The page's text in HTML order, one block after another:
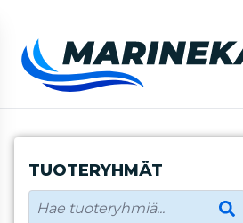
TUOTERYHMÄT